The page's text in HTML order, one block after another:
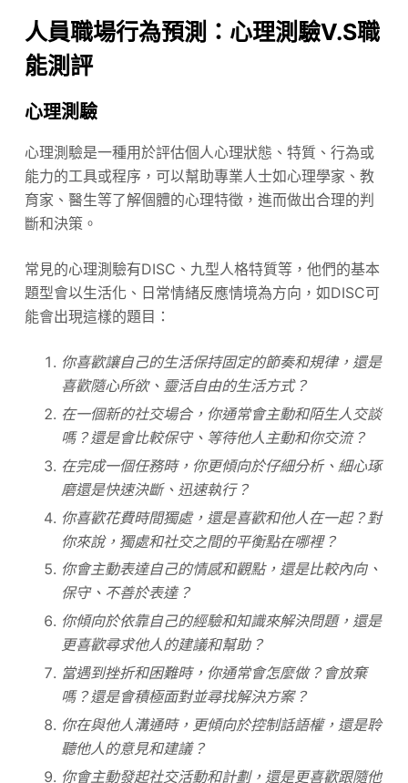
人員職場行為預測：心理測驗V.S職
能測評
心理測驗
心理測驗是一種用於評估個人心理狀態、特質、行為或
能力的工具或程序，可以幫助專業人士如心理學家、教
育家、醫生等了解個體的心理特徵，進而做出合理的判
斷和決策。
常見的心理測驗有DISC、九型人格特質等，他們的基本
題型會以生活化、日常情緒反應情境為方向，如DISC可
能會出現這樣的題目：
你喜歡讓自己的生活保持固定的節奏和規律，還是
喜歡隨心所欲、靈活自由的生活方式？
在一個新的社交場合，你通常會主動和陌生人交談
嗎？還是會比較保守、等待他人主動和你交流？
在完成一個任務時，你更傾向於仔細分析、細心琢
磨還是快速決斷、迅速執行？
你喜歡花費時間獨處，還是喜歡和他人在一起？對
你來說，獨處和社交之間的平衡點在哪裡？
你會主動表達自己的情感和觀點，還是比較內向、
保守、不善於表達？
你傾向於依靠自己的經驗和知識來解決問題，還是
更喜歡尋求他人的建議和幫助？
當遇到挫折和困難時，你通常會怎麼做？會放棄
嗎？還是會積極面對並尋找解決方案？
你在與他人溝通時，更傾向於控制話語權，還是聆
聽他人的意見和建議？
你會主動發起社交活動和計劃，還是更喜歡跟隨他